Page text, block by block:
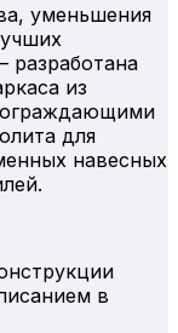
уменьшения
разработана
из
ограждающими
для
навесных
в